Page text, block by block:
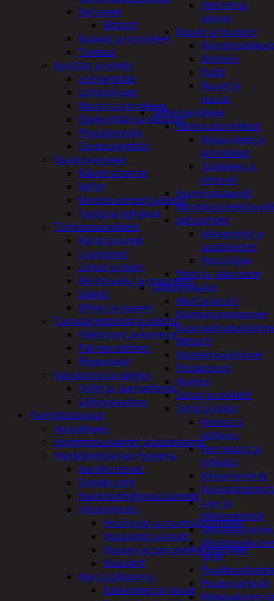
Vetimet ja
kahvat
Ruuvit ja mutterit
Mutterit
Pultit
Ruuvit ja
naulat
Sähkötarvikkeet
Asennustarvikkeet
Nippusiteet ja
kiinnikkeet
Sulakkeet ja
liittimet
Asennuskaapelit
Jatkojohdot
Jatkojohdot ja
ajastinkellot
Pistotulpat
Pisto ja -jakorasiat
Sähkötyökalut
Akut ja laturit
Kulmahiomakoneet
Mittarit
Mutterinvääntimet
Porakoneet
Ruiskut
Sahat ja sirkkelit
Terät ja laikat
Hionta ja
katkaisu
Kierretapit ja
työkalut
Kiviporanterät
Kuviosahanterä
Lasi- ja
tiiliporanterät
terät
Puuporanterät
Kalusteet
Mittarit
Kiukaat ja tarvikkeet
Tuoksut
Kynttilät ja lyhdyt
Led-kynttilät
Lyhtytelineet
Muotit ja tarvikkeet
Öljykynttilät ja ulkotulet
Pöytäkynttilät
Tuoksukynttilät
Sisustusesineet
Kalvot ja tarrat
Kellot
Koriste-esineet ja kasvit
Taulut ja kehykset
Toimistotarvikkeet
Kynät ja kumit
Laminointi
Liimat ja teipit
Muistitaulut ja magneetit
Sakset
Vihkot ja paperit
Turvajärjestelmät ja lukitus
Hälyttimet ja kamerat
Palovaroittimet
Riippulukot
Varastointi ja säilytys
Hyllyt ja -kannattimet
Säilytyslaatikot
Päivittäistavarat
Apuvälineet
Hengityssuojaimet ja desinfiointi
Henkilökohtainen hygienia
Aurinkorasvat
Deodorantit
Hammashygienia tuotteet
Hiustenhoito
Hiusharjat ja muotoilutuotteet
Hiuspinnit ja lenkit
Hiusten ja parranleikkuukoneet
Hiusvärit
Käsi ja jalkahoito
Käsivoiteet ja rasvat